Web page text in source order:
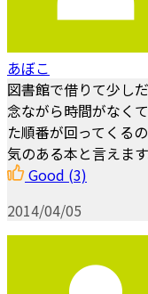
あぼこ
図書館で借りて少し
念ながら時間がなく
た順番が回ってくる
気のある本と言えま
Good (3)
2014/04/05